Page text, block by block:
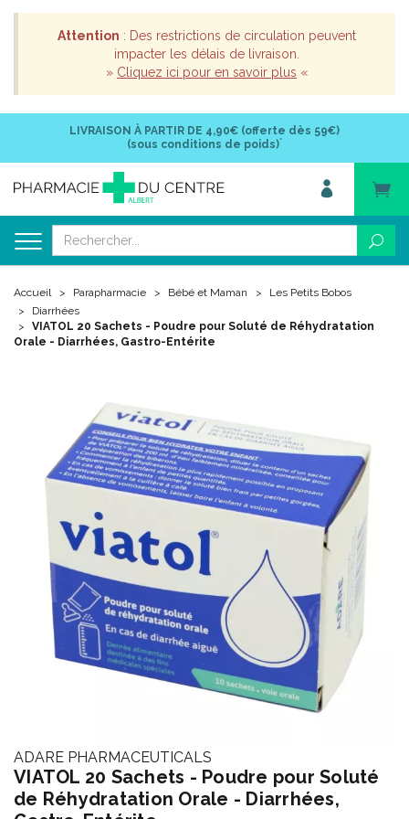
Attention : Des restrictions de circulation peuvent
impacter les délais de livraison.
» Cliquez ici pour en savoir plus «
LIVRAISON À PARTIR DE 4,90€ (offerte dès 59€)
(sous conditions de poids)*
Accueil Parapharmacie Bébé et Maman
Les Petits Bobos
Diarrhées
VIATOL 20 Sachets - Poudre pour Soluté de Réhydratation
Orale - Diarrhées, Gastro-Entérite
ADARE PHARMACEUTICALS
VIATOL 20 Sachets - Poudre pour Soluté
de Réhydratation Orale - Diarrhées,